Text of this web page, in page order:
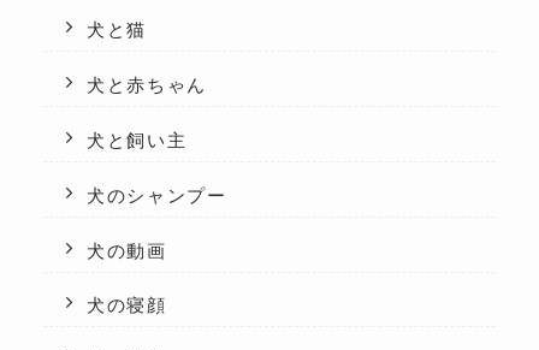
犬と猫
犬と赤ちゃん
犬と飼い主
犬のシャンプー
犬の動画
犬の寝顔